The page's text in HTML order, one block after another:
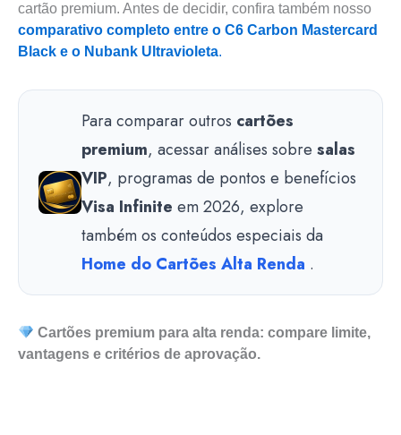
cartão premium. Antes de decidir, confira também nosso
comparativo completo entre o C6 Carbon Mastercard
Black e o Nubank Ultravioleta.
Para comparar outros cartões
premium, acessar análises sobre salas
VIP, programas de pontos e benefícios
Visa Infinite em 2026, explore
também os conteúdos especiais da
Home do Cartões Alta Renda .
Cartões premium para alta renda: compare limite,
vantagens e critérios de aprovação.